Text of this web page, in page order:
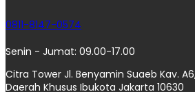
0811-8147-0574
Senin - Jumat: 09.00-17.00
Citra Tower Jl. Benyamin Suaeb Kav.
Daerah Khusus Ibukota Jakarta 10630